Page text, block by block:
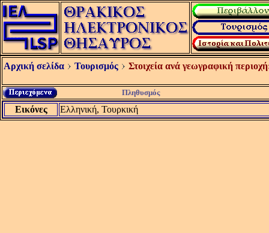
Αρχική σελίδα Τουρισμός Στοιχεία ανά γεωγραφική
Πληθυσμός
Εικόνες Ελληνική, Τουρκική